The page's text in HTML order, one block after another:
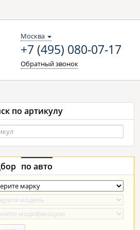
Москва
+7 (495) 080-07-17
Обратный звонок
по артикулу
по авто